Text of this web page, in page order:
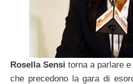
Rosella Sensi torna a parlare
che precedono la gara di